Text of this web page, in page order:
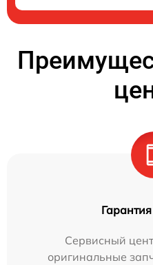
Сервисный
оригинальные